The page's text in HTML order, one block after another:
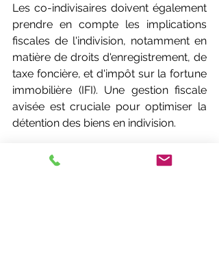
Les co-indivisaires doivent également
prendre en compte les implications
fiscales de l'indivision, notamment en
matière de droits d'enregistrement, de
taxe foncière, et d'impôt sur la fortune
immobilière (IFI). Une gestion fiscale
avisée est cruciale pour optimiser la
détention des biens en indivision.